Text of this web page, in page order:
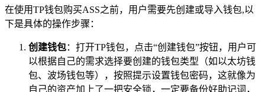
在使用TP钱包购买ASS之前，用户需要先创建或导入钱包,以
下是具体的操作步骤：
创建钱包：打开TP钱包，点击“创建钱包”按钮，用户可
以根据自己的需求选择要创建的钱包类型（如以太坊钱
包、波场钱包等），按照提示设置钱包密码，这就像为
自己的资产加上了一把安全锁，一定要备份好助记词，